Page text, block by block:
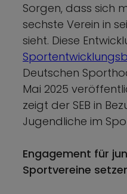
Sorgen, dass sich
sechste Verein in
sieht. Diese
Deutschen
Mai 2025
zeigt der SEB in
Jugendliche im
Engagement für
Sportvereine